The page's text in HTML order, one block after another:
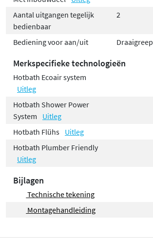
Aantal uitgangen tegelijk
bedienbaar
2
Bediening voor aan/uit Draaigreep
Merkspecifieke technologieën
Hotbath Ecoair system
Uitleg
Hotbath Shower Power
System
Uitleg
Hotbath Flühs Uitleg
Hotbath Plumber Friendly
Uitleg
Bijlagen
Technische tekening
Montagehandleiding